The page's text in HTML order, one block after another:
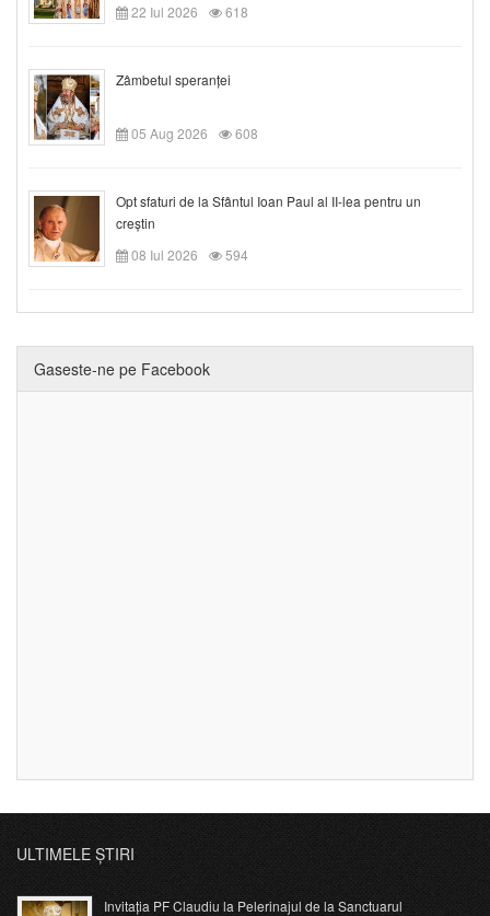
22 Iul 2026
618
Zâmbetul speranței
05 Aug 2026 608
Opt sfaturi de la Sfântul Ioan Paul al II-lea pentru un
creștin
08 Iul 2026
594
Gaseste-ne pe Facebook
ULTIMELE ȘTIRI
Invitația PF Claudiu la Pelerinajul de la Sanctuarul